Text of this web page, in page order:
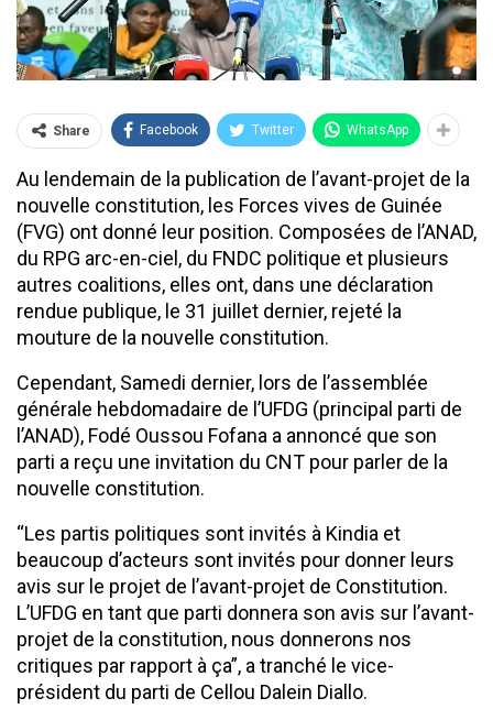
Share Facebook Twitter WhatsApp
Au lendemain de la publication de l’avant-projet de la
nouvelle constitution, les Forces vives de Guinée
(FVG) ont donné leur position. Composées de l’ANAD,
du RPG arc-en-ciel, du FNDC politique et plusieurs
autres coalitions, elles ont, dans une déclaration
rendue publique, le 31 juillet dernier, rejeté la
mouture de la nouvelle constitution.
Cependant, Samedi dernier, lors de l’assemblée
générale hebdomadaire de l’UFDG (principal parti de
l’ANAD), Fodé Oussou Fofana a annoncé que son
parti a reçu une invitation du CNT pour parler de la
nouvelle constitution.
“Les partis politiques sont invités à Kindia et
beaucoup d’acteurs sont invités pour donner leurs
avis sur le projet de l’avant-projet de Constitution.
L’UFDG en tant que parti donnera son avis sur l’avant-
projet de la constitution, nous donnerons nos
critiques par rapport à ça”, a tranché le vice-
président du parti de Cellou Dalein Diallo.